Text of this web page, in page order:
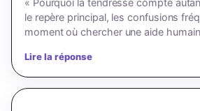
« Pourquoi la tendresse compte
le repère principal, les confusions
moment où chercher une aide
Lire la réponse